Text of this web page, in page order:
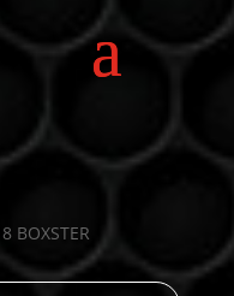
BOXSTER